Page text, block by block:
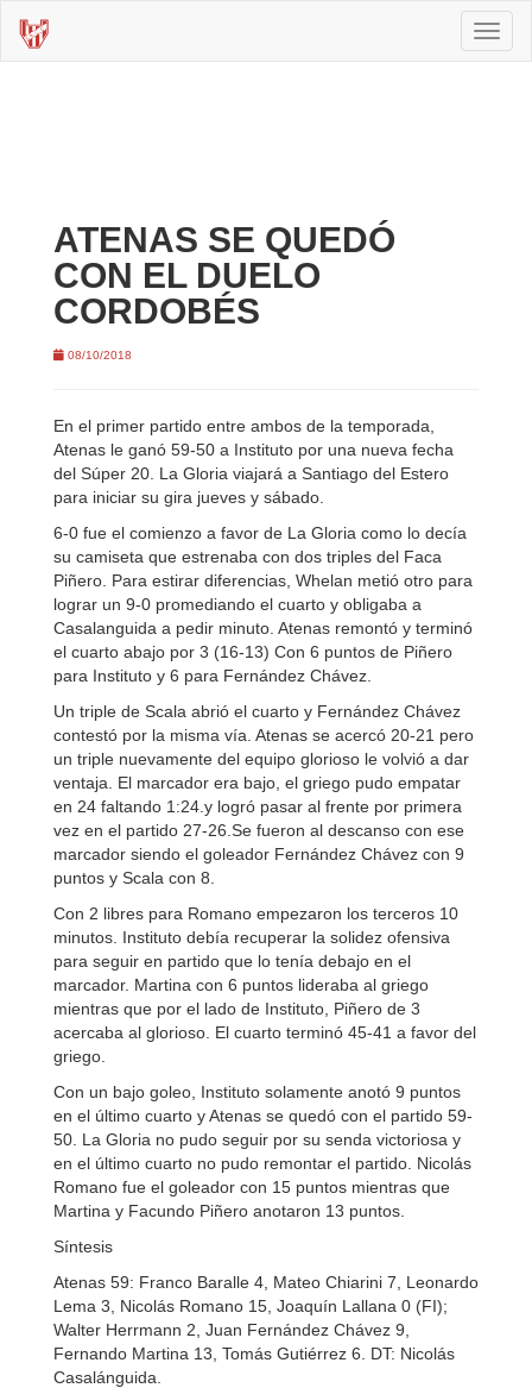
ATENAS SE QUEDÓ
CON EL DUELO
CORDOBÉS
08/10/2018
En el primer partido entre ambos de la temporada,
Atenas le ganó 59-50 a Instituto por una nueva fecha
del Súper 20. La Gloria viajará a Santiago del Estero
para iniciar su gira jueves y sábado.
6-0 fue el comienzo a favor de La Gloria como lo decía
su camiseta que estrenaba con dos triples del Faca
Piñero. Para estirar diferencias, Whelan metió otro para
lograr un 9-0 promediando el cuarto y obligaba a
Casalanguida a pedir minuto. Atenas remontó y terminó
el cuarto abajo por 3 (16-13) Con 6 puntos de Piñero
para Instituto y 6 para Fernández Chávez.
Un triple de Scala abrió el cuarto y Fernández Chávez
contestó por la misma vía. Atenas se acercó 20-21 pero
un triple nuevamente del equipo glorioso le volvió a dar
ventaja. El marcador era bajo, el griego pudo empatar
en 24 faltando 1:24.y logró pasar al frente por primera
vez en el partido 27-26.Se fueron al descanso con ese
marcador siendo el goleador Fernández Chávez con 9
puntos y Scala con 8.
Con 2 libres para Romano empezaron los terceros 10
minutos. Instituto debía recuperar la solidez ofensiva
para seguir en partido que lo tenía debajo en el
marcador. Martina con 6 puntos lideraba al griego
mientras que por el lado de Instituto, Piñero de 3
acercaba al glorioso. El cuarto terminó 45-41 a favor del
griego.
Con un bajo goleo, Instituto solamente anotó 9 puntos
en el último cuarto y Atenas se quedó con el partido 59-
50. La Gloria no pudo seguir por su senda victoriosa y
en el último cuarto no pudo remontar el partido. Nicolás
Romano fue el goleador con 15 puntos mientras que
Martina y Facundo Piñero anotaron 13 puntos.
Síntesis
Atenas 59: Franco Baralle 4, Mateo Chiarini 7, Leonardo
Lema 3, Nicolás Romano 15, Joaquín Lallana 0 (FI);
Walter Herrmann 2, Juan Fernández Chávez 9,
Fernando Martina 13, Tomás Gutiérrez 6. DT: Nicolás
Casalánguida.